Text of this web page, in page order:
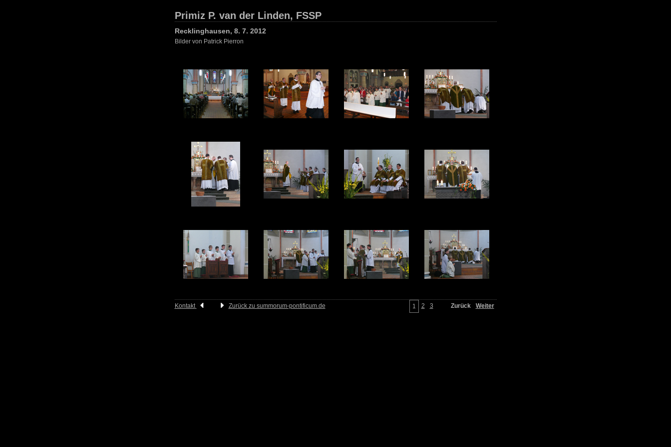
Primiz P. van der Linden, FSSP
Recklinghausen, 8. 7. 2012
Bilder von Patrick Pierron
1 2 3 4
6 7 8
9 10 11 12
1 2 3 Zurück Weiter
Kontakt Zurück zu summorum-pontificum.de